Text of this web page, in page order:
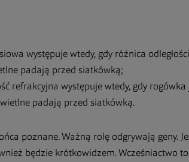
występuje wtedy, gdy różnica
padają przed siatkówką;
refrakcyjna występuje wtedy, gdy
padają przed siatkówką.
poznane. Ważną rolę odgrywają geny.
będzie krótkowidzem. Wcześniactwo